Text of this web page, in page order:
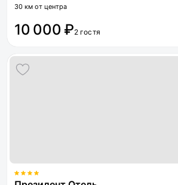
30 км от центра
10 000 ₽2 гостя